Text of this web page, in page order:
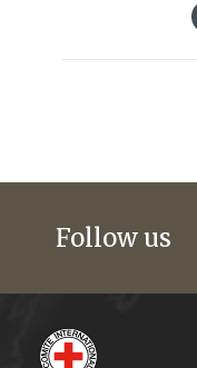
Follow us